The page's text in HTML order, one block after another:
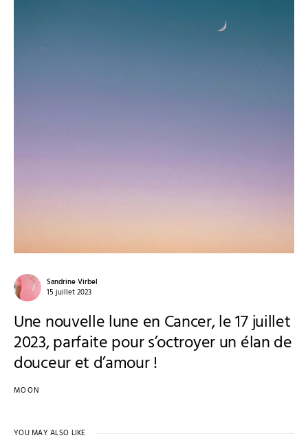
Sandrine Virbel
15 juillet 2023
Une nouvelle lune en Cancer, le 17 juillet
2023, parfaite pour s’octroyer un élan de
douceur et d’amour !
MOON
YOU MAY ALSO LIKE